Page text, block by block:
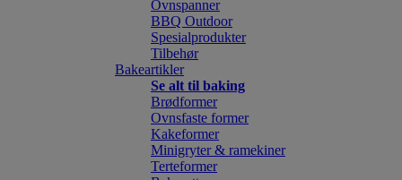
Ovnspanner
BBQ Outdoor
Spesialprodukter
Tilbehør
Bakeartikler
Se alt til baking
Brødformer
Ovnsfaste former
Kakeformer
Minigryter & ramekiner
Terteformer